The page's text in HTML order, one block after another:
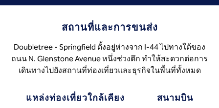
สถานที่และการขนส่ง
Doubletree - Springfield ตั้งอยู่ห่างจาก I-44 ไปทางใต้ของ
ถนน N. Glenstone Avenue หนึ่งช่วงตึก ทําให้สะดวกต่อการ
เดินทางไปยังสถานที่ท่องเที่ยวและธุรกิจในพื้นที่ทั้งหมด
แหล่งท่องเที่ยวใกล้เคียง สนามบิน